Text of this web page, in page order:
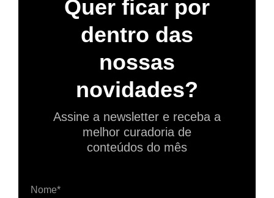
Quer ficar por
dentro das
nossas
novidades?
Assine a newsletter e receba a
melhor curadoria de
conteúdos do mês
Nome*